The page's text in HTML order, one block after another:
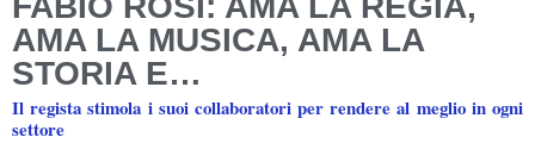
AMA LA MUSICA, AMA LA
STORIA E…
Il regista stimola i suoi collaboratori per rendere al meglio in ogni
settore